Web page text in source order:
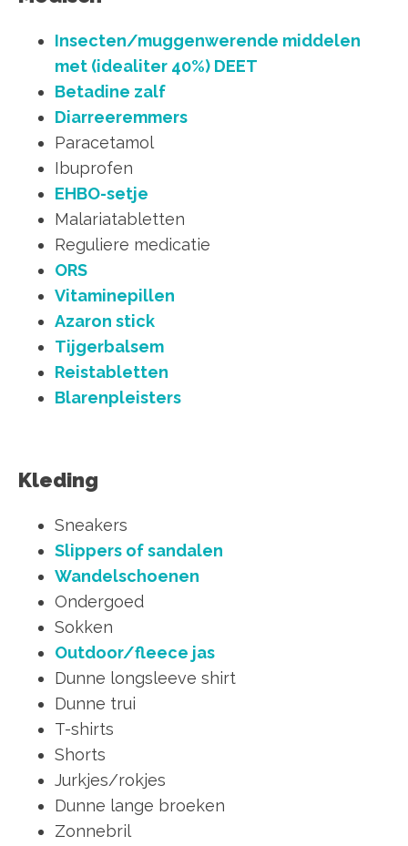
Insecten/muggenwerende middelen
met (idealiter 40%) DEET
Betadine zalf
Diarreeremmers
Paracetamol
Ibuprofen
EHBO-setje
Malariatabletten
Reguliere medicatie
ORS
Vitaminepillen
Azaron stick
Tijgerbalsem
Reistabletten
Blarenpleisters
Kleding
Sneakers
Slippers of sandalen
Wandelschoenen
Ondergoed
Sokken
Outdoor/fleece jas
Dunne longsleeve shirt
Dunne trui
T-shirts
Shorts
Jurkjes/rokjes
Dunne lange broeken
Zonnebril